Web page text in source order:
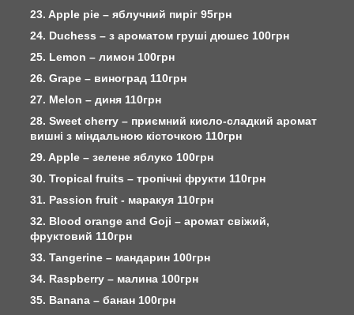
23. Apple pie – яблучний пиріг 95грн
24. Duchess – з ароматом груші дюшес 100грн
25. Lemon – лимон 100грн
26. Grape – виноград 110грн
27. Melon – диня 110грн
28. Sweet cherry – приємний кисло-сладкий аромат
вишні з міндальною кісточкою 110грн
29. Apple – зелене яблуко 100грн
30. Tropical fruits – тропічні фрукти 110грн
31. Passion fruit - маракуя 110грн
32. Blood orange and Goji – аромат свіжий,
фруктовий 110грн
33. Tangerine – мандарин 100грн
34. Raspberry – малина 100грн
35. Banana – банан 100грн